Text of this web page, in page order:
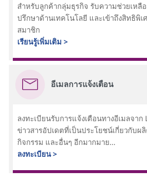
สำหรับลูกค้ากลุ่มธุรกิจ รับความช่วยเหลื
ปรึกษาด้านเทคโนโลยี และเข้าถึงสิทธิพิ
สมาชิก
เรียนรู้เพิ่มเติม >
อีเมลการแจ้งเตือน
ลงทะเบียนรับการแจ้งเตือนทางอีเมลจาก
ข่าวสารอัปเดตที่เป็นประโยชน์เกี่ยวกับ
กิจกรรม และอื่นๆ อีกมากมาย...
ลงทะเบียน >